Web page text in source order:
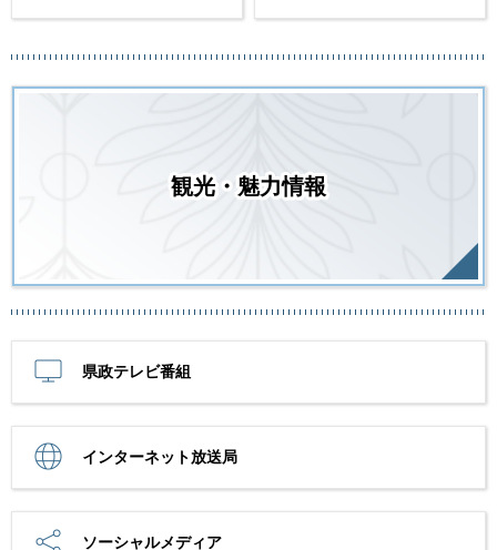
観光・魅力情報
県政テレビ番組
インターネット放送局
ソーシャルメディア